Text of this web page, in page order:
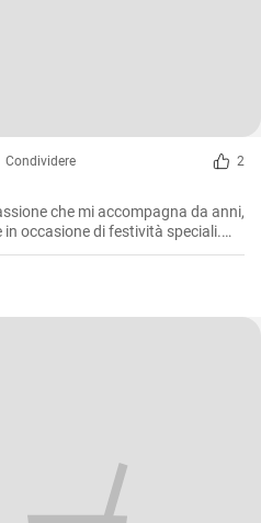
Condividere 2
che mi accompagna da anni,
occasione di festività speciali.
con voi è l'espressione di
ricerca della consistenza e del
diverse varianti, ho deciso di
l'esclusiva morbidezza interna e